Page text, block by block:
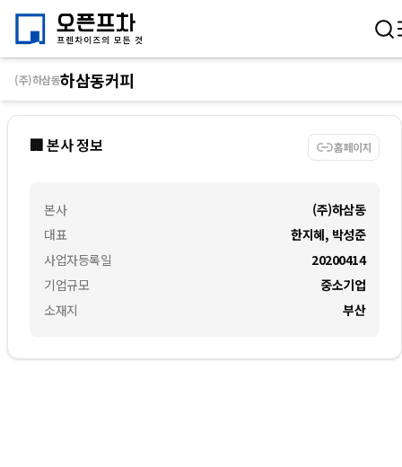
🏢 본사 정보 홈페이지
본사
대표
사업자등록일
기업규모
소재지
(주)하삼동
한지혜, 박성준
20200414
중소기업
부산
(주)하삼동하삼동커피